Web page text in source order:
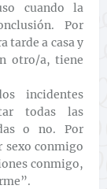
cuando la
Por
tarde a casa y
otro/a, tiene
incidentes
todas las
o no. Por
sexo conmigo
conmigo,